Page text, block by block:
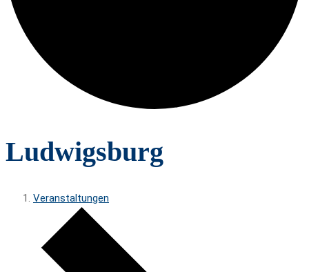
Ludwigsburg
Veranstaltungen